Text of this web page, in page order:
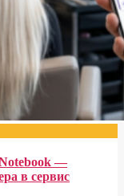
—
в сервис